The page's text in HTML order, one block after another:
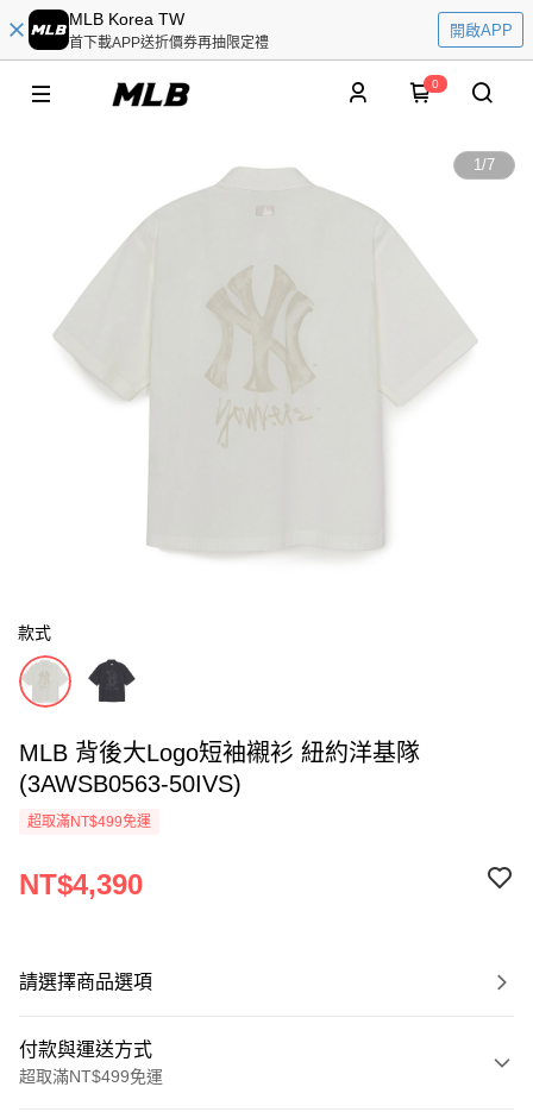
MLB Korea TW
首下載APP送折價券再抽限定禮
開啟APP
0
1/7
款式
MLB 背後大Logo短袖襯衫 紐約洋基隊
(3AWSB0563-50IVS)
超取滿NT$499免運
NT$4,390
請選擇商品選項
付款與運送方式
超取滿NT$499免運